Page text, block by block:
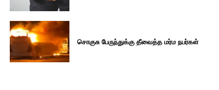
சொகுசு பேருந்துக்கு தீவைத்த மர்ம நபர்கள்